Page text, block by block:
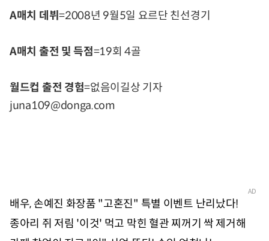
A매치 데뷔=2008년 9월5일 요르단 친선경기
A매치 출전 및 득점=19회 4골
월드컵 출전 경험=없음이길상 기자
juna109@donga.com